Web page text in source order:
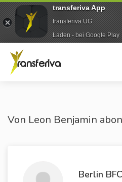
Von Leon Benjamin
Berlin BFC
transferiva App
transferiva UG
Laden - bei Google Play